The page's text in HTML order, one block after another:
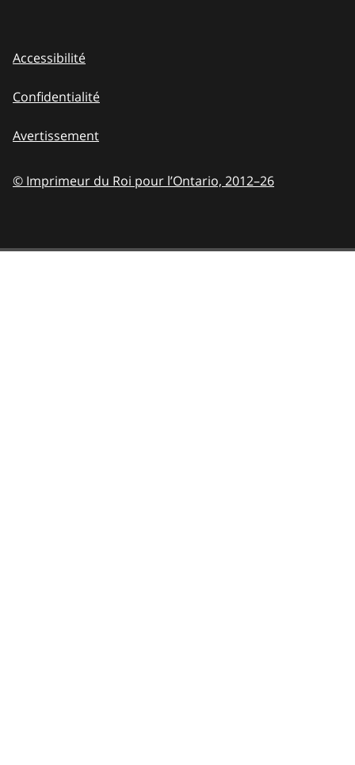
Accessibilité
Confidentialité
Avertissement
© Imprimeur du Roi pour l’Ontario, 2012–26